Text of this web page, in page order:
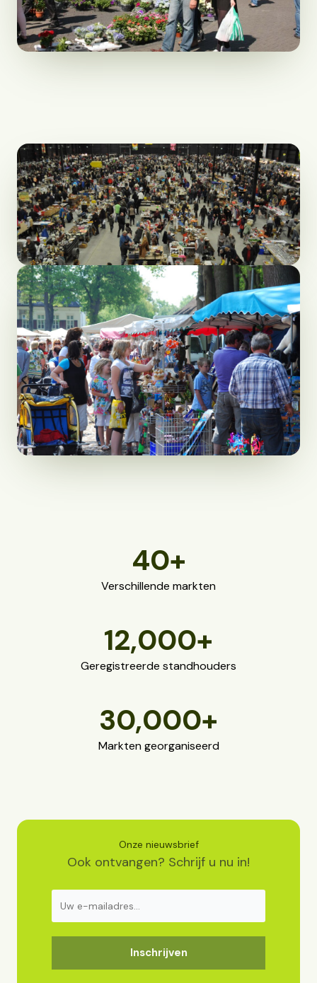
40+
Verschillende markten
12,000+
Geregistreerde standhouders
30,000+
Markten georganiseerd
Onze nieuwsbrief
Ook ontvangen? Schrijf u nu in!
Inschrijven